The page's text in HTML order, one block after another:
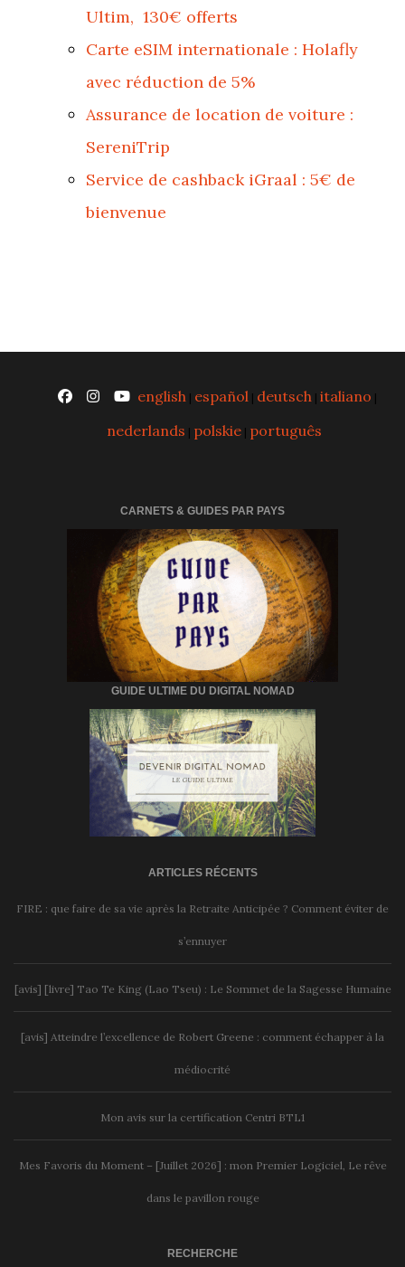
Ultim, 130€ offerts
Carte eSIM internationale : Holafly
avec réduction de 5%
Assurance de location de voiture :
SereniTrip
Service de cashback iGraal : 5€ de
bienvenue
english | español | deutsch |italiano |
nederlands | polskie| português
CARNETS & GUIDES PAR PAYS
GUIDE ULTIME DU DIGITAL NOMAD
ARTICLES RÉCENTS
FIRE : que faire de sa vie après la Retraite Anticipée ? Comment éviter de
s’ennuyer
[avis] [livre] Tao Te King (Lao Tseu) : Le Sommet de la Sagesse Humaine
[avis] Atteindre l’excellence de Robert Greene : comment échapper à la
médiocrité
Mon avis sur la certification Centri BTL1
Mes Favoris du Moment – [Juillet 2026] : mon Premier Logiciel, Le rêve
dans le pavillon rouge
RECHERCHE